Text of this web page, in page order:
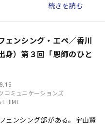
続きを読む
ェンシング・エペ／香川
身）第３回「恩師のひと
コミュニケーションズ
EHIME
ェンシング部がある。宇山賢